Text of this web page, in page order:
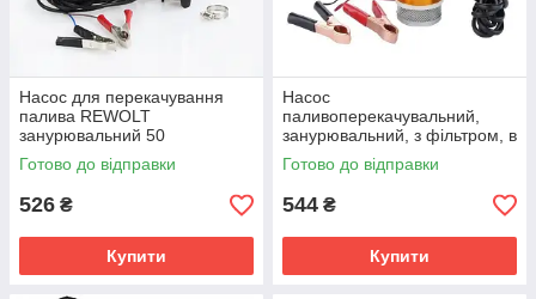
Насос для перекачування
палива REWOLT
занурювальний 50
мм 24В RE SL016-24V
Готово до відправки
526 ₴
Купити
Насос
паливоперекачувальний,
занурювальний, з фільтром, в
алюмінієвому корпусі 50 мм.
REWOLT (RE SL017-12V)
Готово до відправки
544 ₴
Купити